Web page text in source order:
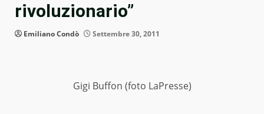
rivoluzionario”
Emiliano Condò Settembre 30, 2011
Gigi Buffon (foto LaPresse)